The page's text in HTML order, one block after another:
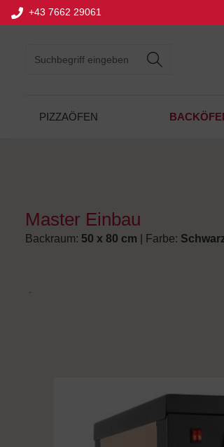
Zur Hauptnavigation springen
+43 7662 29061
PIZZAÖFEN
Master Einbau
Backraum: 50 x 80 cm | Farbe: